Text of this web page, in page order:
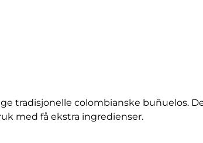
tradisjonelle colombianske buñuelos.
med få ekstra ingredienser.